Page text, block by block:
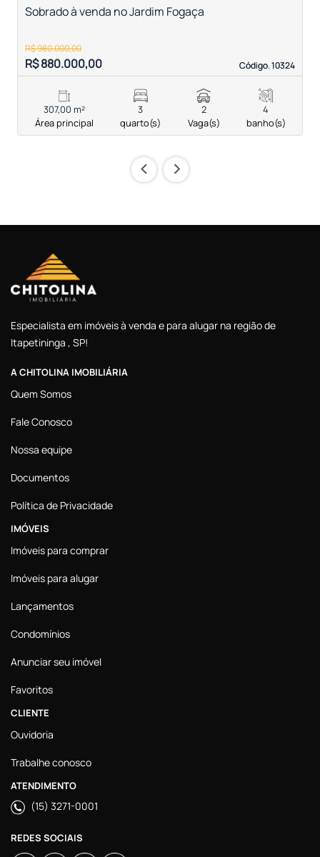
Código. 10324
Código. 10324
Sobrado à venda no Jardim Fogaça
R$ 980.000,00
R$ 880.000,00
307,00 m²
Área principal
3
quarto(s)
2
Vaga(s)
4
banho(s)
‹ ›
Especialista em imóveis à venda e para alugar na região de
Itapetininga , SP!
A CHITOLINA IMOBILIÁRIA
Quem Somos
Fale Conosco
Nossa equipe
Documentos
Política de Privacidade
IMÓVEIS
Imóveis para comprar
Imóveis para alugar
Lançamentos
Condomínios
Anunciar seu imóvel
Favoritos
CLIENTE
Ouvidoria
Trabalhe conosco
ATENDIMENTO
(15) 3271-0001
REDES SOCIAIS